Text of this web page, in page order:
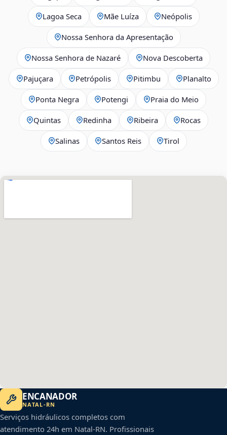
Lagoa Seca Mãe Luíza Neópolis
Nossa Senhora da Apresentação
Nossa Senhora de Nazaré Nova Descoberta
Pajuçara Petrópolis Pitimbu Planalto
Ponta Negra Potengi Praia do Meio
Quintas Redinha Ribeira Rocas
Salinas Santos Reis Tirol
ENCANADOR
NATAL-RN
Serviços hidráulicos completos com
atendimento 24h em Natal-RN. Profissionais